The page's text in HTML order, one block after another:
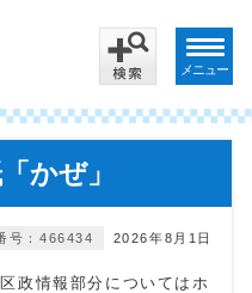
メニュー
かぜ」
2026年8月1日
号：466434
政情報部分についてはホ